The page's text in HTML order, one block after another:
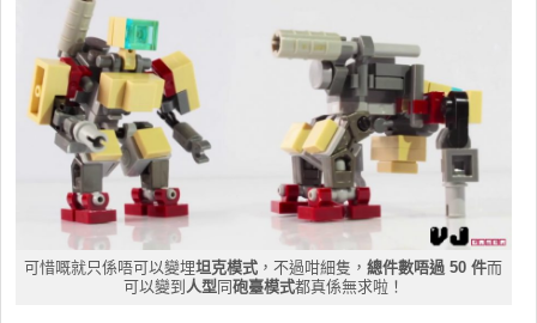
可惜嘅就只係唔可以變埋坦克模式 ，不過咁細隻，總件數唔過 50 件而
可以變到 人型同砲臺模式都真係無求啦！